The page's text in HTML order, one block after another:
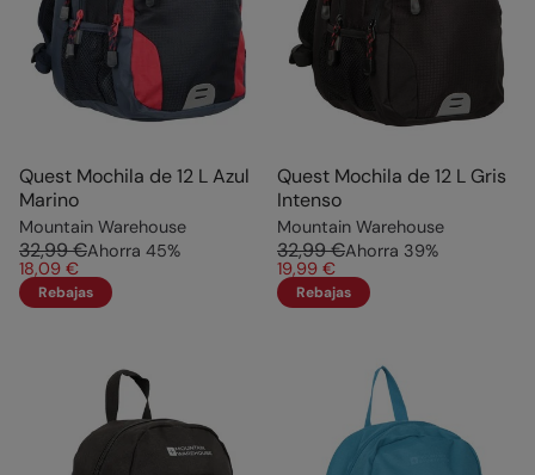
Quest Mochila de 12 L Azul
Marino
Mountain Warehouse
32,99 €Ahorra 45%
18,09 €
Rebajas
Quest Mochila de 12 L Gris
Intenso
Mountain Warehouse
32,99 €Ahorra 39%
19,99 €
Rebajas